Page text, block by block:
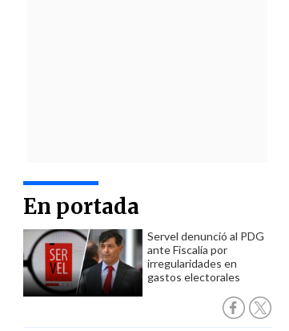
En portada
Servel denunció al PDG
ante Fiscalía por
irregularidades en
gastos electorales